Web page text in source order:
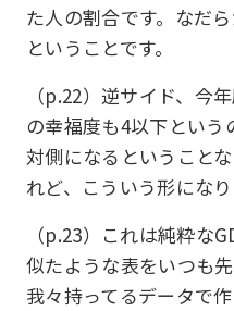
た人の割合です。なだ
ということです。
（p.22）逆サイド、今
の幸福度も4以下という
対側になるということ
れど、こういう形になり
（p.23）これは純粋な
似たような表をいつも
我々持ってるデータで